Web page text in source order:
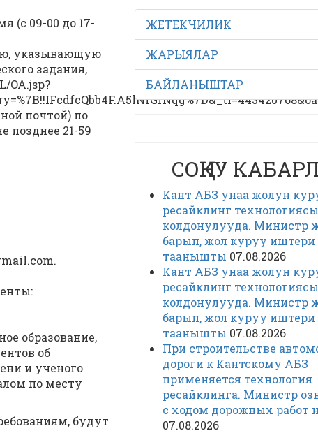
(с 09-00 до 17-
указывающую
задания,
OA.jsp?
почтой) по
позднее 21-59
образование,
об
и ученого
по месту
будут
ЖЕТЕКЧИЛИК
ЖАРЫЯЛАР
БАЙЛАНЫШТАР
СОҢКУ
Кант АБЗ унаа жолун
ресайклинг технологиясы
колдонулууда. Министр
барып, жол куруу
таанышты 07.08.2026
Кант АБЗ унаа жолун
ресайклинг технологиясы
колдонулууда. Министр
барып, жол куруу
таанышты 07.08.2026
При строительстве
дороги к Кантскому АБЗ
применяется технология
ресайклинга. Министр
с ходом дорожных работ
07.08.2026